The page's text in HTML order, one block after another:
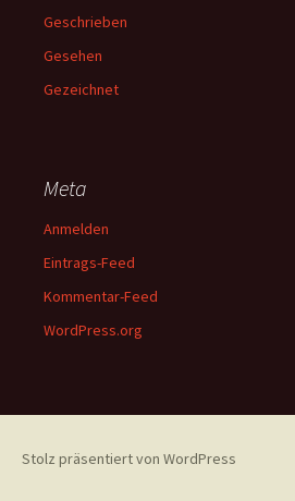
Geschrieben
Gesehen
Gezeichnet
Meta
Anmelden
Eintrags-Feed
Kommentar-Feed
WordPress.org
Stolz präsentiert von WordPress